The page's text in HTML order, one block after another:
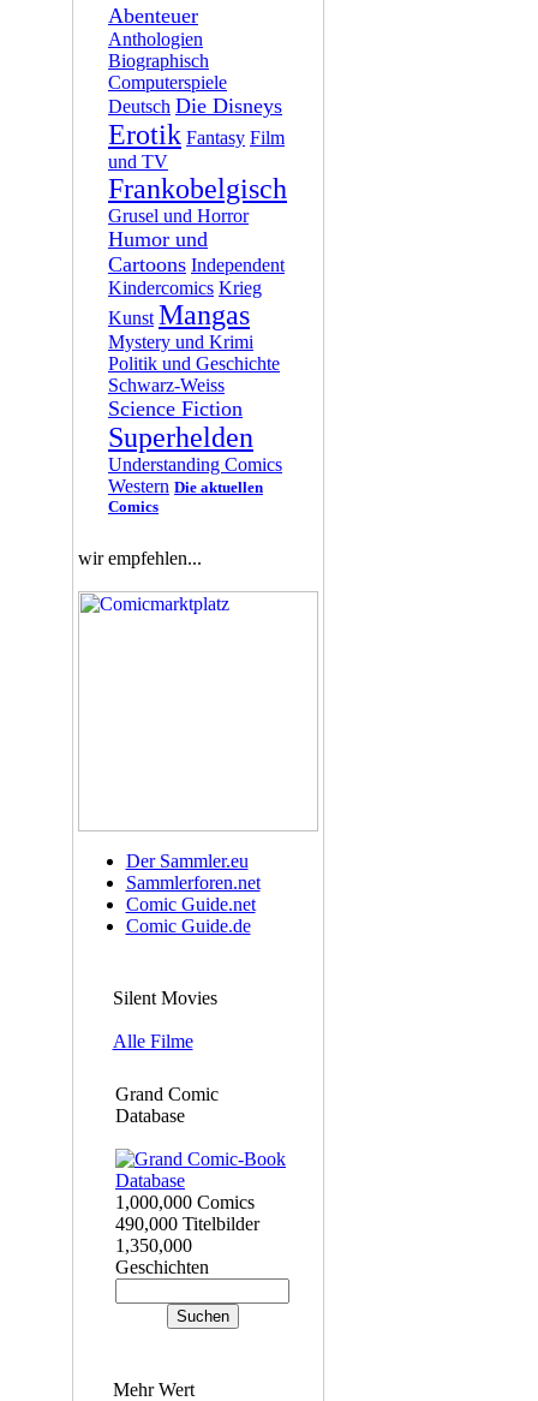
Abenteuer
Anthologien
Biographisch
Computerspiele
Deutsch Die Disneys
Erotik Fantasy Film
und TV
Frankobelgisch
Grusel und Horror
Humor und
Cartoons Independent
Kindercomics Krieg
Kunst Mangas
Mystery und Krimi
Politik und Geschichte
Schwarz-Weiss
Science Fiction
Superhelden
Understanding Comics
Western Die aktuellen
Comics
wir empfehlen...
Der Sammler.eu
Sammlerforen.net
Comic Guide.net
Comic Guide.de
Silent Movies
Alle Filme
Grand Comic
Database
1,000,000 Comics
490,000 Titelbilder
1,350,000
Geschichten
Mehr Wert